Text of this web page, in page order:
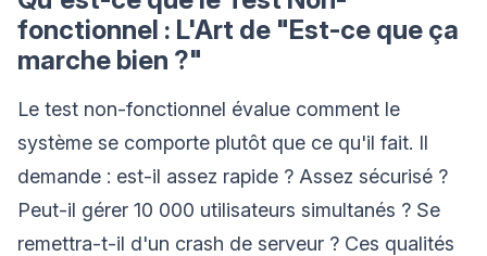
fonctionnel : L'Art de "Est-ce que ça
marche bien ?"
Le test non-fonctionnel évalue comment le
système se comporte plutôt que ce qu'il fait. Il
demande : est-il assez rapide ? Assez sécurisé ?
Peut-il gérer 10 000 utilisateurs simultanés ? Se
remettra-t-il d'un crash de serveur ? Ces qualités